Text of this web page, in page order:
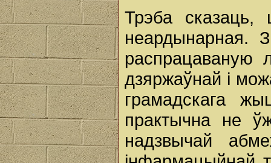
Трэба сказаць,
неардынарная.
распрацаваную
дзяржаўнай і
грамадскага
практычна не
надзвычай